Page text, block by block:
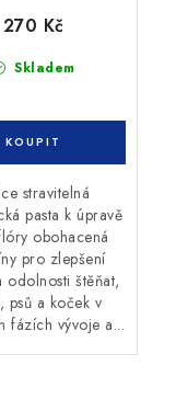
Skladem
270 Kč
stravitelná
pasta k úpravě
obohacená
pro zlepšení
odolnosti štěňat,
psů a koček v
fázích vývoje a...